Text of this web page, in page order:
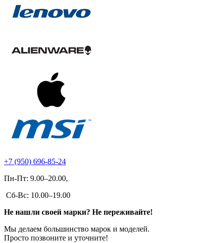
+7 (950) 696-85-24
Пн-Пт: 9.00–20.00,
Сб-Вс: 10.00–19.00
Не нашли своей марки? Не переживайте!
Мы делаем большинство марок и моделей.
Просто позвоните и уточните!